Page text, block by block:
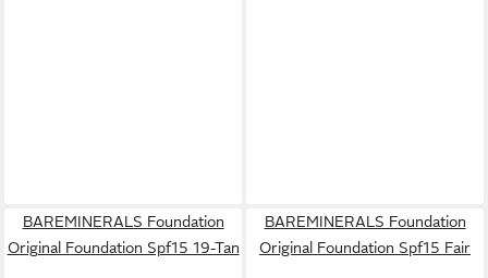
BAREMINERALS Foundation
Original Foundation Spf15 19-Tan
BAREMINERALS Foundation
Original Foundation Spf15 Fair